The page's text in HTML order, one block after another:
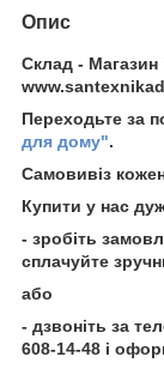
Опис
Склад - Магазин
Переходьте за
для дому".
Самовивіз
Купити у нас
- зробіть
сплачуйте
або
- дзвоніть за
608-14-48 і